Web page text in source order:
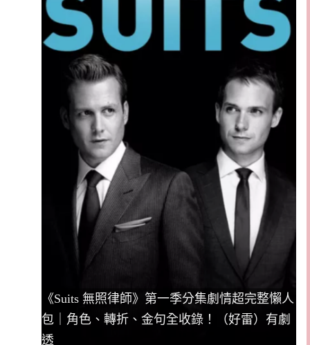
《Suits 無照律師》第一季分集劇情超完整懶人
包｜角色、轉折、金句全收錄！（好雷）有劇
透